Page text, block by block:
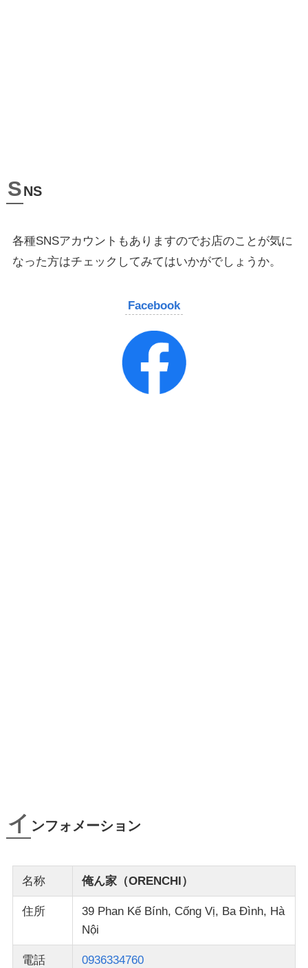
SNS
各種SNSアカウントもありますのでお店のことが気に
なった方はチェックしてみてはいかがでしょうか。
Facebook
イ ンフォメーション
名称 俺ん家（ORENCHI）
住所
39 Phan Kế Bính, Cống Vị, Ba Đình, Hà
Nội
電話 0936334760